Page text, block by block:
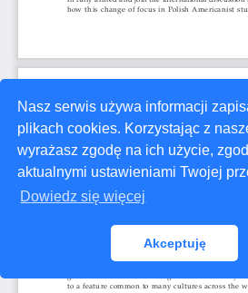
Nasz serwis używa informacji
plikach cookies. Korzystając z
wyrażasz zgodę na ich użycie,
aktualnymi ustawieniami Twojej
Dowiedz się więcej
Akceptuję